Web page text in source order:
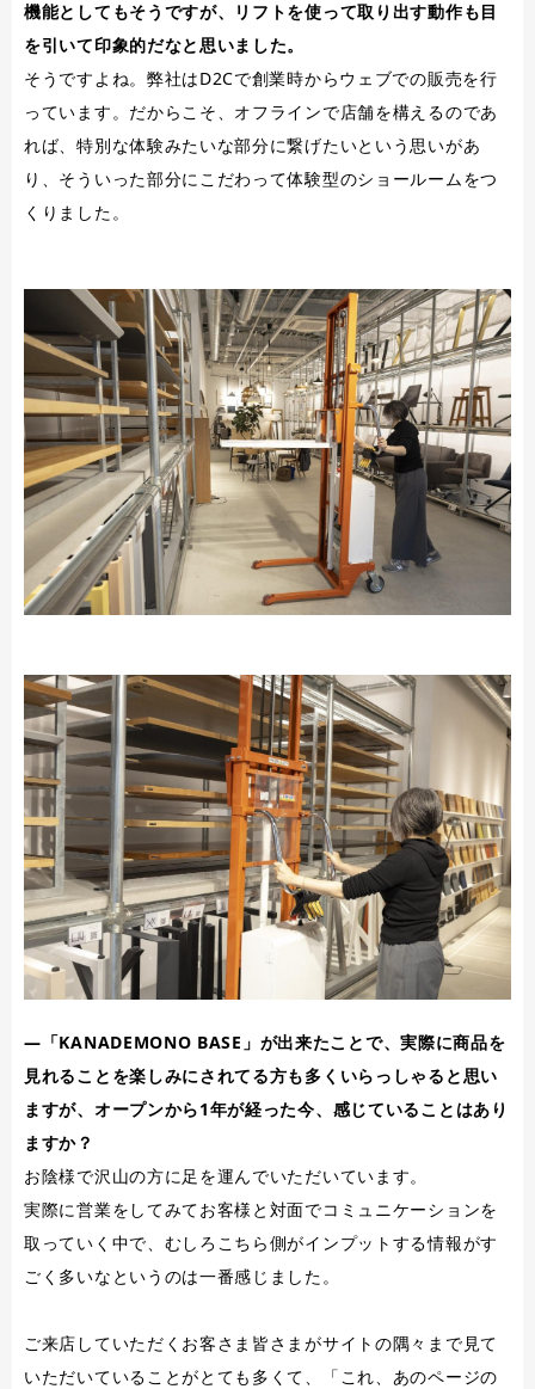
機能としてもそうですが、リフトを使って取り出す動作も目
を引いて印象的だなと思いました。
そうですよね。弊社はD2Cで創業時からウェブでの販売を行
っています。だからこそ、オフラインで店舗を構えるのであ
れば、特別な体験みたいな部分に繋げたいという思いがあ
り、そういった部分にこだわって体験型のショールームをつ
くりました。
―「KANADEMONO BASE」が出来たことで、実際に商品を
見れることを楽しみにされてる方も多くいらっしゃると思い
ますが、オープンから1年が経った今、感じていることはあり
ますか？
お陰様で沢山の方に足を運んでいただいています。
実際に営業をしてみてお客様と対面でコミュニケーションを
取っていく中で、むしろこちら側がインプットする情報がす
ごく多いなというのは一番感じました。
ご来店していただくお客さま皆さまがサイトの隅々まで見て
いただいていることがとても多くて、「これ、あのページの